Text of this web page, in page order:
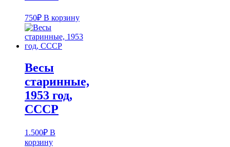
750₽ В корзину
Весы
старинные,
1953 год,
СССР
1.500₽ В
корзину